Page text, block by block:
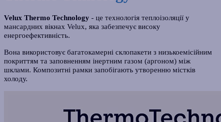
Velux Thermo Technology - це технологія теплоізоляції у
мансардних вікнах Velux, яка забезпечує високу
енергоефективність.
Вона використовує багатокамерні склопакети з низькоемісійним
покриттям та заповненням інертним газом (аргоном) між
шклами. Композитні рамки запобігають утворенню містків
холоду.